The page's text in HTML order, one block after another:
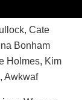
Cate
Bonham
Holmes, Kim
Awkwaf